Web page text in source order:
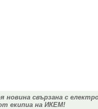
новина свързана с
екипиа на ИКЕМ!